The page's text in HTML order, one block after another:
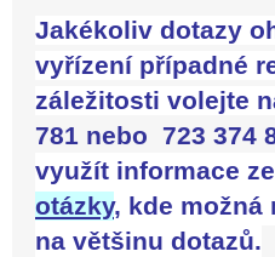
Jakékoliv dotazy
vyřízení případné
záležitosti volejte
781 nebo 723 374
využít informace
otázky, kde možná
na většinu dotazů.